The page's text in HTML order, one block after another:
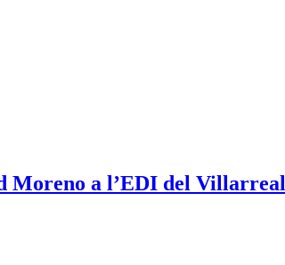
Moreno a l’EDI del Villarreal